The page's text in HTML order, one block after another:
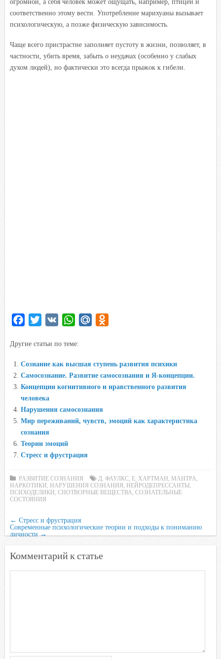
соответственно этому вести. Употребление марихуаны вызывает
психологическую, а позже физическую зависимость.
Чаще всего пристрастие заполняет пустоту в жизни, позволяет, в
частности, убить время, забыть о неудачах (особенно у слабых
духом людей), но фактически это всегда прыжок к гибели.
c
b
o
o
k
i
e
r
W
a
A
p
R
l
s
Другие статьи по теме:
Сознание как высшая ступень развития психики
Самосознание. Развитие самосознания и Я-концепции.
Концепции когнитивного и нравственного развития
человека
Нарушения самосознания
Мир переживаний, чувств, эмоций как характеристика
сознания
Теории эмоций
Стресс и фрустрация
РАЗВИТИЕ СОЗНАНИЯ Д. ФАУЛКС Е. ХАРТМАН МАНТРА
НАРКОТИКИ
НАРУШЕНИЯ СОЗНАНИЯ НЕЙРОДЕПРЕССАНТЫ
ПСИХОДЕЛИКИ СНОТВОРНЫЕ ВЕЩЕСТВА
СОЗНАТЕЛЬНЫЕ
СОСТОЯНИЯ
← Стресс и фрустрация
Современные психологические теории и подходы к пониманию
личности→
Комментарий к статье